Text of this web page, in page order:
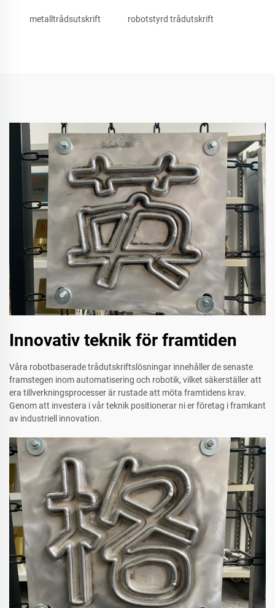
metalltrådsutskrift robotstyrd trådutskrift
Innovativ teknik för framtiden
Våra robotbaserade trådutskriftslösningar innehåller de senaste
framstegen inom automatisering och robotik, vilket säkerställer att
era tillverkningsprocesser är rustade att möta framtidens krav.
Genom att investera i vår teknik positionerar ni er företag i framkant
av industriell innovation.